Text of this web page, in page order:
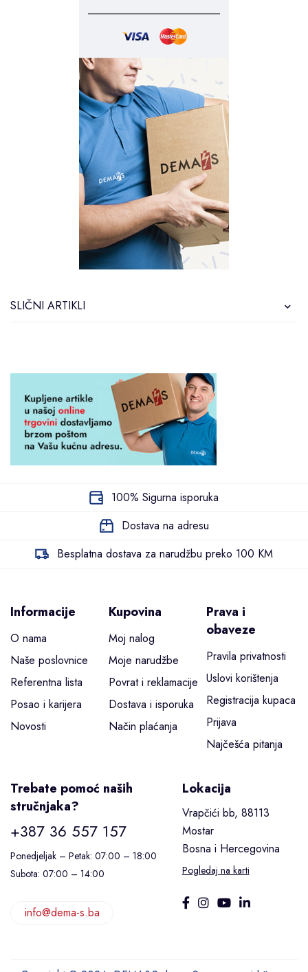
SLIČNI ARTIKLI
100% Sigurna isporuka
Dostava na adresu
Besplatna dostava za narudžbu preko 100 KM
Informacije
O nama
Naše poslovnice
Referentna lista
Posao i karijera
Novosti
Kupovina
Moj nalog
Moje narudžbe
Povrat i reklamacije
Dostava i isporuka
Način plaćanja
Prava i
obaveze
Pravila privatnosti
Uslovi korištenja
Registracija kupaca
Prijava
Najčešća pitanja
Trebate pomoć naših
stručnjaka?
+387 36 557 157
Ponedjeljak – Petak: 07:00 – 18:00
Subota: 07:00 – 14:00
info@dema-s.ba
Lokacija
Vrapčići bb, 88113
Mostar
Bosna i Hercegovina
Pogledaj na karti